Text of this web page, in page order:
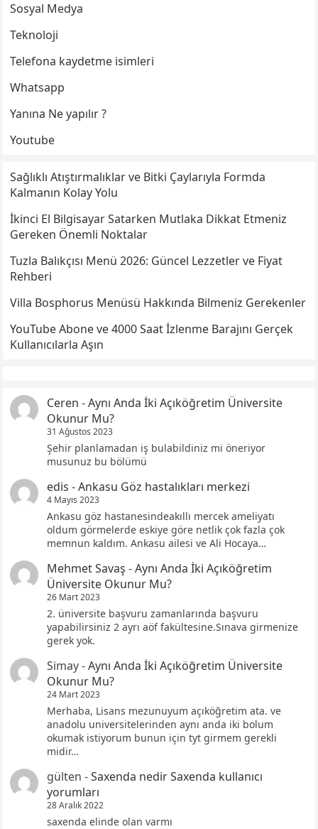
Sosyal Medya
Teknoloji
Telefona kaydetme isimleri
Whatsapp
Yanına Ne yapılır ?
Youtube
Sağlıklı Atıştırmalıklar ve Bitki Çaylarıyla Formda
Kalmanın Kolay Yolu
İkinci El Bilgisayar Satarken Mutlaka Dikkat Etmeniz
Gereken Önemli Noktalar
Tuzla Balıkçısı Menü 2026: Güncel Lezzetler ve Fiyat
Rehberi
Villa Bosphorus Menüsü Hakkında Bilmeniz Gerekenler
YouTube Abone ve 4000 Saat İzlenme Barajını Gerçek
Kullanıcılarla Aşın
Ceren -Aynı Anda İki Açıköğretim Üniversite
Okunur Mu?
31 Ağustos 2023
Şehir planlamadan iş bulabildiniz mi öneriyor
musunuz bu bölümü
edis -Ankasu Göz hastalıkları merkezi
4 Mayıs 2023
Ankasu göz hastanesindeakıllı mercek ameliyatı
oldum görmelerde eskiye göre netlik çok fazla çok
memnun kaldım. Ankasu ailesi ve Ali Hocaya…
Mehmet Savaş -Aynı Anda İki Açıköğretim
Üniversite Okunur Mu?
26 Mart 2023
2. üniversite başvuru zamanlarında başvuru
yapabilirsiniz 2 ayrı aöf fakültesine.Sınava girmenize
gerek yok.
Simay-Aynı Anda İki Açıköğretim Üniversite
Okunur Mu?
24 Mart 2023
Merhaba, Lisans mezunuyum açıköğretim ata. ve
anadolu universitelerinden aynı anda iki bolum
okumak istiyorum bunun için tyt girmem gerekli
midir…
gülten -Saxenda nedir Saxenda kullanıcı
yorumları
28 Aralık 2022
saxenda elinde olan varmı